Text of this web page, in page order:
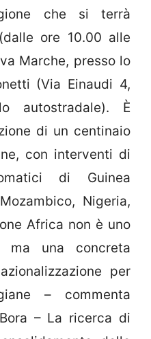
che si terrà
ore 10.00 alle
Marche, presso lo
(Via Einaudi 4,
autostradale). È
di un centinaio
con interventi di
di Guinea
Nigeria,
Africa non è uno
ma una concreta
per
– commenta
– La ricerca di